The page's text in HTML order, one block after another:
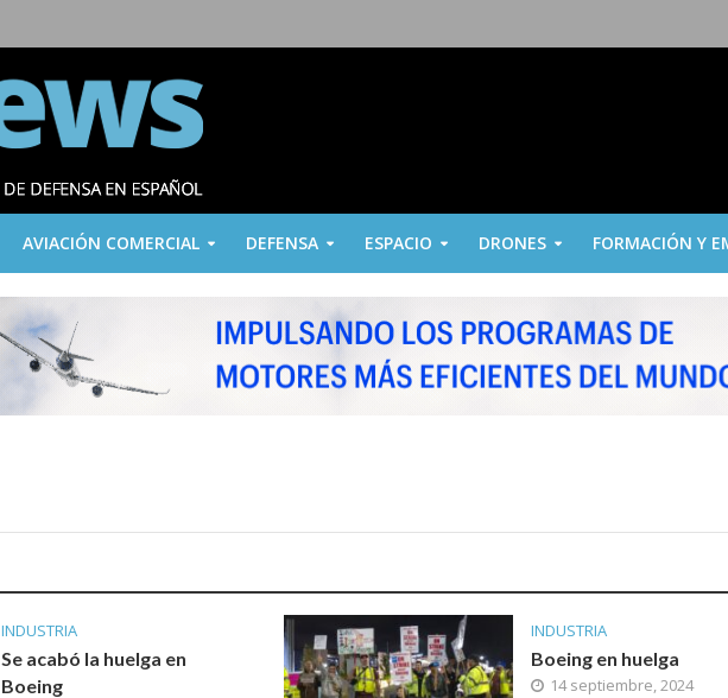
AVIACIÓN COMERCIAL DEFENSA ESPACIO DRONES FORMACIÓN Y
INDUSTRIA
Se acabó la huelga en
Boeing
INDUSTRIA
Boeing en huelga
14 septiembre, 2024